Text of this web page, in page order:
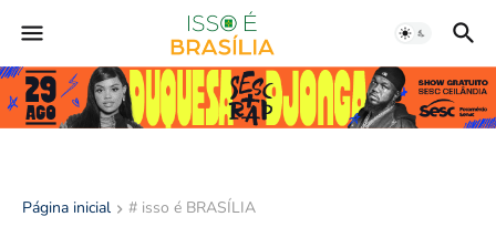
Página inicial # isso é BRASÍLIA